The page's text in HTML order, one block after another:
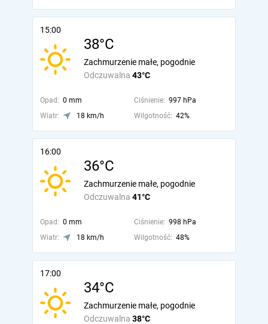
15:00
38°C
Odczuwalna 43°C
Zachmurzenie małe, pogodnie
Opad: 0 mm Ciśnienie: 997 hPa
Wiatr:
18 km/h Wilgotność: 42%
16:00
36°C
Odczuwalna 41°C
Zachmurzenie małe, pogodnie
Opad: 0 mm Ciśnienie: 998 hPa
Wiatr:
18 km/h Wilgotność: 48%
17:00
34°C
Odczuwalna 38°C
Zachmurzenie małe, pogodnie